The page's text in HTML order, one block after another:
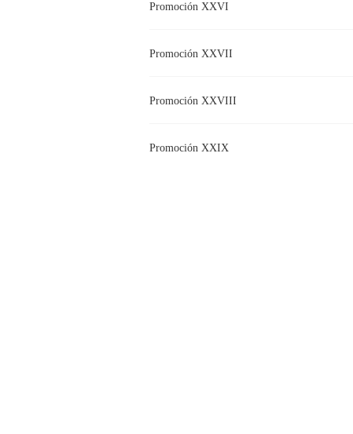
Promoción XXVI
Promoción XXVII
Promoción XXVIII
Promoción XXIX